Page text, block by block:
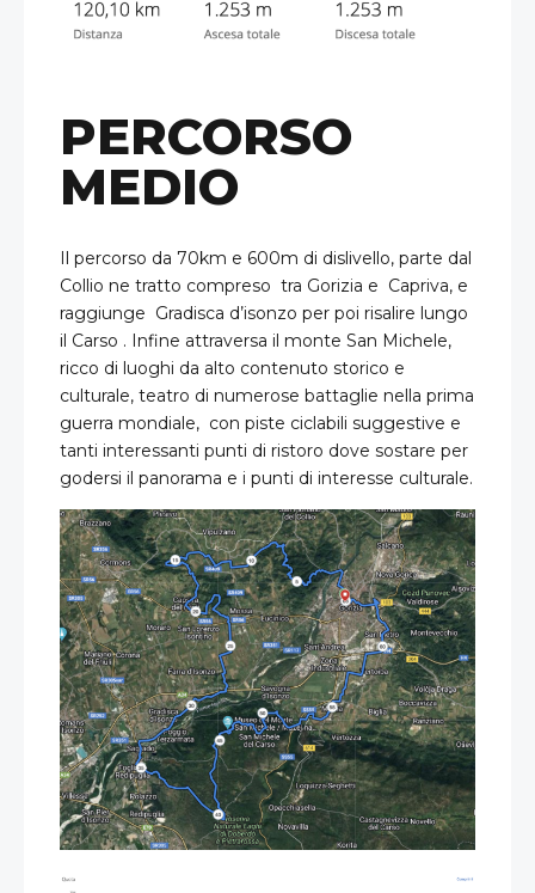
PERCORSO
MEDIO
Il percorso da 70km e 600m di dislivello, parte dal
Collio ne tratto compreso tra Gorizia e Capriva, e
raggiunge Gradisca d’isonzo per poi risalire lungo
il Carso . Infine attraversa il monte San Michele,
ricco di luoghi da alto contenuto storico e
culturale, teatro di numerose battaglie nella prima
guerra mondiale, con piste ciclabili suggestive e
tanti interessanti punti di ristoro dove sostare per
godersi il panorama e i punti di interesse culturale.